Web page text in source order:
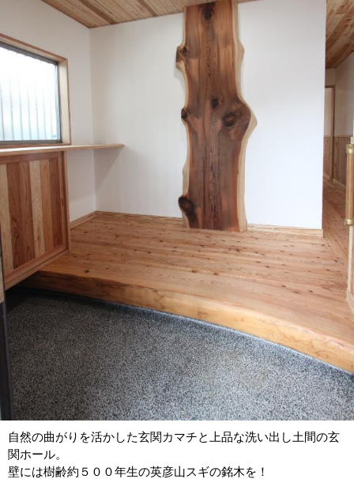
自然の曲がりを活かした玄関カマチと上品な洗い出し土間の玄
関ホール。
壁には樹齢約５００年生の英彦山スギの銘木を！